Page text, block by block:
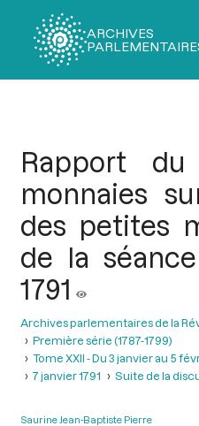
ARCHIVES
Rapport
monnaies
des petites
de la
1791
Archives parlementaires de la
Première série (1787-1799)
Tome XXII - Du 3 janvier au 5
7 janvier 1791
Suite de la
Saurine Jean-Baptiste Pierre